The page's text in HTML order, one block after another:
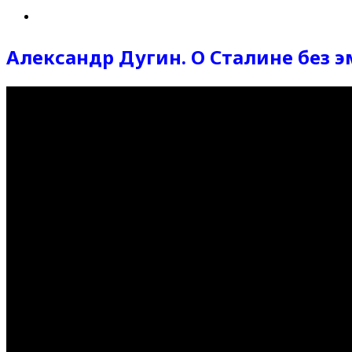
Александр Дугин. О Сталине без